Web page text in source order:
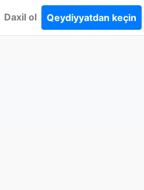
Daxil ol Qeydiyyatdan keçin